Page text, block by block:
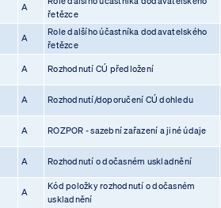
A
řetězce
A
Role dalšího účastníka dodavatelského
řetězce
A Rozhodnutí CÚ předložení
A Rozhodnutí/doporučení CÚ dohledu
A ROZPOR - sazební zařazení a jiné údaje
A Rozhodnutí o dočasném uskladnění
A
Kód položky rozhodnutí o dočasném
uskladnění